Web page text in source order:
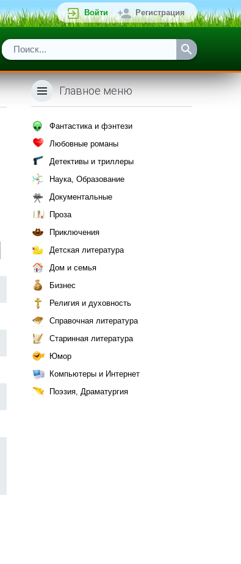
Войти Регистрация
Главное меню
Фантастика и фэнтези
Любовные романы
Детективы и триллеры
Наука, Образование
Документальные
Проза
Приключения
Детская литература
Дом и семья
Бизнес
Религия и духовность
Справочная литература
Старинная литература
Юмор
Компьютеры и Интернет
Поэзия, Драматургия